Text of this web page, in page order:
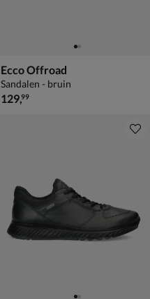
Ecco Offroad
Sandalen - bruin
€ 129,99
129,99